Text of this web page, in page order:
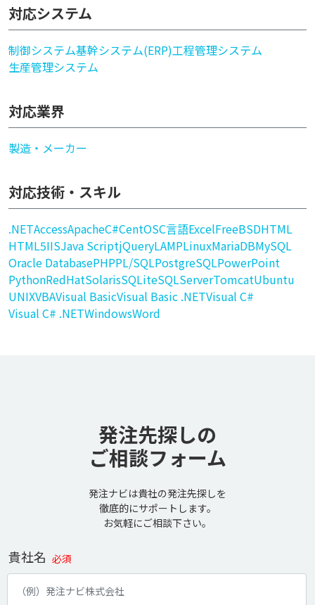
対応システム
制御システム基幹システム(ERP)工程管理システム
生産管理システム
対応業界
製造・メーカー
対応技術・スキル
.NETAccessApacheC#CentOSC言語ExcelFreeBSDHTML
HTML5IISJava ScriptjQueryLAMPLinuxMariaDBMySQL
Oracle DatabasePHPPL/SQLPostgreSQLPowerPoint
PythonRedHatSolarisSQLiteSQLServerTomcatUbuntu
UNIXVBAVisual BasicVisual Basic .NETVisual C#
Visual C# .NETWindowsWord
発注先探しの
ご相談フォーム
発注ナビは貴社の発注先探しを
徹底的にサポートします。
お気軽にご相談下さい。
貴社名 必須